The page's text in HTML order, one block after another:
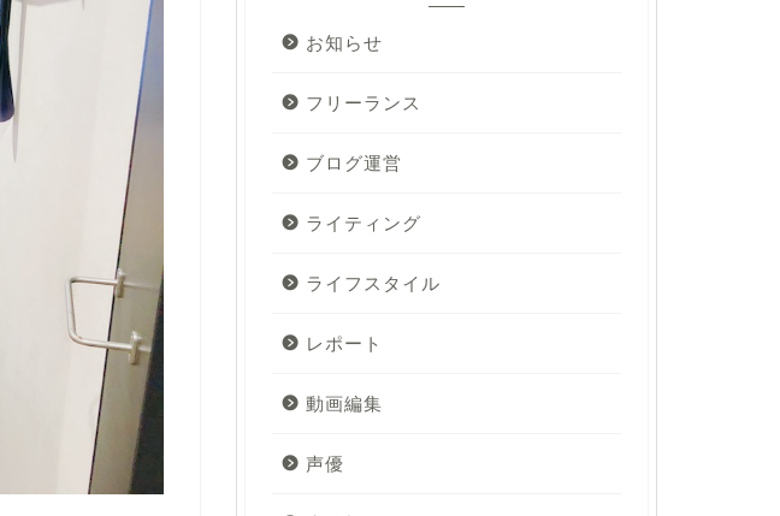
お知らせ
フリーランス
ブログ運営
ライティング
ライフスタイル
レポート
動画編集
声優